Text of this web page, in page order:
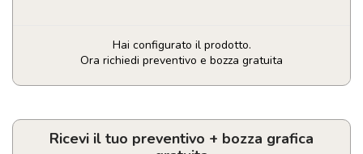
Hai configurato il prodotto.
Ora richiedi preventivo e bozza gratuita
Borraccia
acciaio
riciclatoRicevi il tuo preventivo + bozza grafica